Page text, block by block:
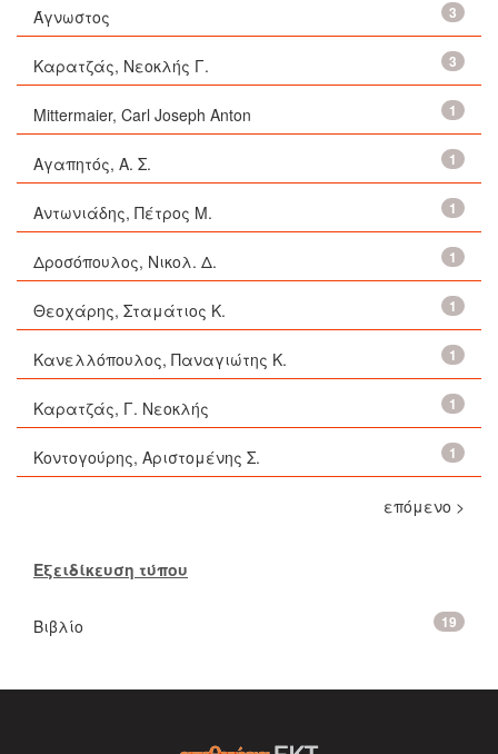
3
Άγνωστος
3
Καρατζάς, Νεοκλής Γ.
1
Mittermaier, Carl Joseph Anton
1
Αγαπητός, Α. Σ.
1
Αντωνιάδης, Πέτρος Μ.
1
Δροσόπουλος, Νικολ. Δ.
1
Θεοχάρης, Σταμάτιος Κ.
1
Κανελλόπουλος, Παναγιώτης Κ.
1
Καρατζάς, Γ. Νεοκλής
1
Κοντογούρης, Αριστομένης Σ.
επόμενο >
Εξειδίκευση τύπου
19
Βιβλίο